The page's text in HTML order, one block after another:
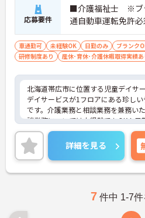
応募要件
■介護福祉士 ※ブ
通自動車運転免許必
車通勤可 未経験OK 日勤のみ ブランク
研修制度あり
産休･育休･介護休暇取得実績あ
北海道帯広市に位置する児童デイサ
デイサービスが1フロアにある珍しい
です。介護業務と相談業務を兼務い
談業務については未経験でもOK！日
ですので、生活リズムを整えやすく
いただけます。
福利厚生が整っていますので、安心
いただけます。
ご興味のある方は、お気軽にお問い
詳細を見る
7 件中 1-7